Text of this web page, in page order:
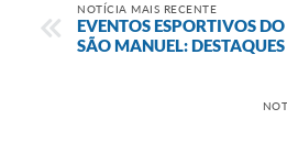
NOTÍCIA MAIS RECENTE
EVENTOS ESPORTIVOS
SÃO MANUEL: DESTAQUES